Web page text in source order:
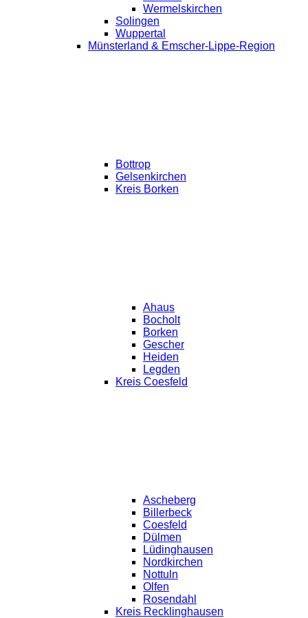
Wermelskirchen
Solingen
Wuppertal
Münsterland & Emscher-Lippe-Region
Bottrop
Gelsenkirchen
Kreis Borken
Ahaus
Bocholt
Borken
Gescher
Heiden
Legden
Kreis Coesfeld
Ascheberg
Billerbeck
Coesfeld
Dülmen
Lüdinghausen
Nordkirchen
Nottuln
Olfen
Rosendahl
Kreis Recklinghausen